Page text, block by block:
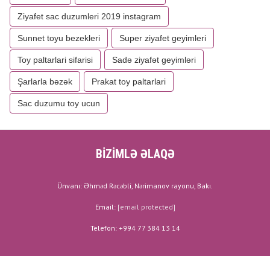
Ziyafet sac duzumleri 2019 instagram
Sunnet toyu bezekleri Super ziyafet geyimleri
Toy paltarlari sifarisi Sadə ziyafət geyimləri
Şarlarla bəzək Prakat toy paltarlari
Sac duzumu toy ucun
BİZİMLƏ ƏLAQƏ
Ünvanı: Əhməd Rəcəbli, Nərimanov rayonu, Bakı.
Email: [email protected]
Telefon: +994 77 384 13 14